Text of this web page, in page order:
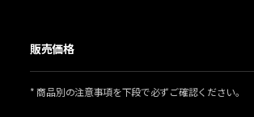
販売価格
* 商品別の注意事項を下段で必ずご確認ください。